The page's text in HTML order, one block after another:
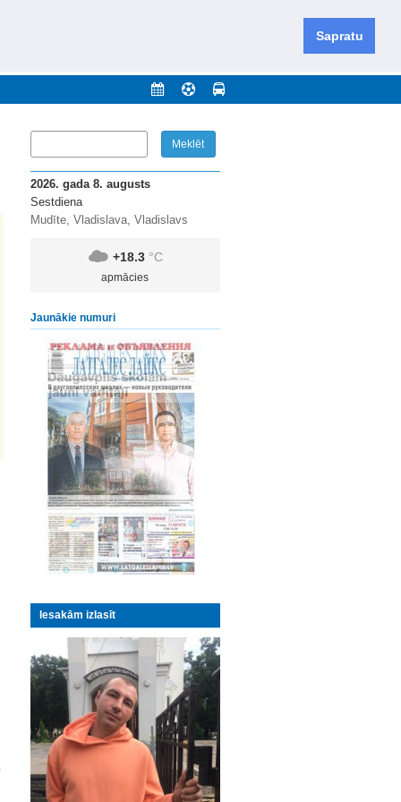
Sapratu
novadu un apkārtējos novadus un pilsētas.
2026. gada 8. augusts
Sestdiena
Mudīte, Vladislava, Vladislavs
+18.3 °C
apmācies
Jaunākie numuri
Iesakām izlasīt